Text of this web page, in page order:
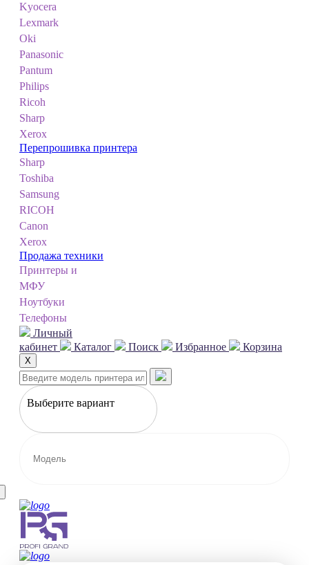
Kyocera
Lexmark
Oki
Panasonic
Pantum
Philips
Ricoh
Sharp
Xerox
Перепрошивка принтера
Sharp
Toshiba
Samsung
RICOH
Canon
Xerox
Продажа техники
Принтеры и
МФУ
Ноутбуки
Телефоны
Личный
кабинет
Каталог Поиск Избранное Корзина
X
Выберите вариант